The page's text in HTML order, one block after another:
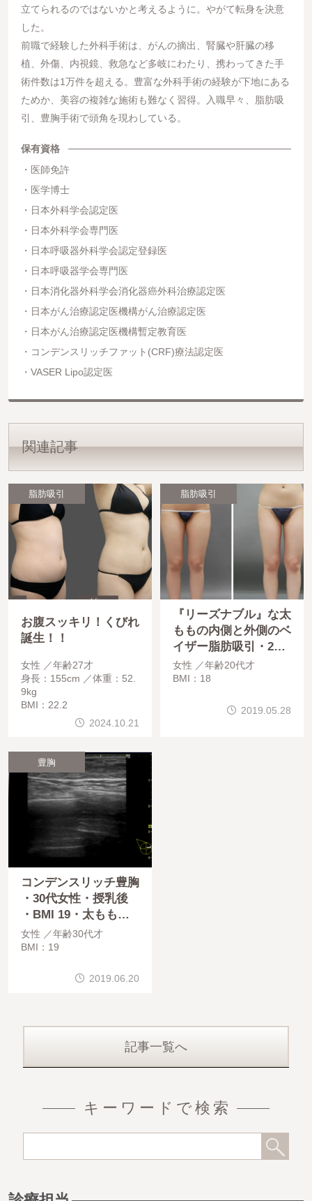
立てられるのではないかと考えるように。やがて転身を決意
した。
前職で経験した外科手術は、がんの摘出、腎臓や肝臓の移
植、外傷、内視鏡、救急など多岐にわたり、携わってきた手
術件数は1万件を超える。豊富な外科手術の経験が下地にある
ためか、美容の複雑な施術も難なく習得。入職早々、脂肪吸
引、豊胸手術で頭角を現わしている。
保有資格
医師免許
医学博士
日本外科学会認定医
日本外科学会専門医
日本呼吸器外科学会認定登録医
日本呼吸器学会専門医
日本消化器外科学会消化器癌外科治療認定医
日本がん治療認定医機構がん治療認定医
日本がん治療認定医機構暫定教育医
コンデンスリッチファット(CRF)療法認定医
VASER Lipo認定医
関連記事
脂肪吸引
お腹スッキリ！くびれ
誕生！！
女性
年齢27才
身長：155cm
体重：52.
9kg
BMI：22.2
2024.10.21
脂肪吸引
『リーズナブル』な太
ももの内側と外側のベ
イザー脂肪吸引・20
代女性・BMI 18・医
療ダイエット
女性
年齢20代才
BMI：18
2019.05.28
豊胸
コンデンスリッチ豊胸
・30代女性・授乳後
・BMI 19・太ももの
ベイザー脂肪吸引
女性
年齢30代才
BMI：19
2019.06.20
記事一覧へ
キーワードで検索